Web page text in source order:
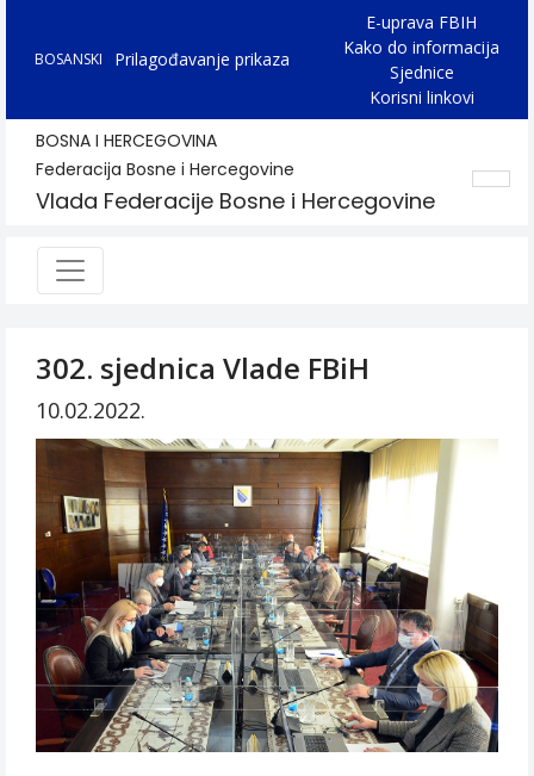
BOSANSKI Prilagođavanje prikaza
E-uprava FBIH
Kako do informacija
Sjednice
Korisni linkovi
BOSNA I HERCEGOVINA
Federacija Bosne i Hercegovine
Vlada Federacije Bosne i Hercegovine
302. sjednica Vlade FBiH
10.02.2022.